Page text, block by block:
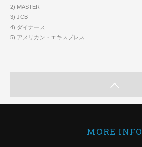
2) MASTER
3) JCB
4) ダイナース
5) アメリカン・エキスプレス
MORE INFO